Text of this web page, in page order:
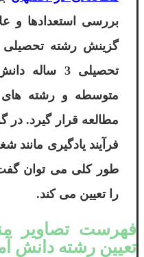
بررسی استعدادها و
گزینش رشته تحصیلی
تحصیلی 3
متوسطه و رشته های
مطالعه قرار گیرد.
فرآیند یادگیری مانند
طور کلی می توان
را تعیین می کند.
فهرست تصاویر
تعیین رشته دانش